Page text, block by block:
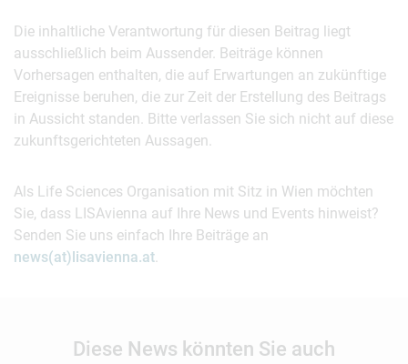
Die inhaltliche Verantwortung für diesen Beitrag liegt
ausschließlich beim Aussender. Beiträge können
Vorhersagen enthalten, die auf Erwartungen an zukünftige
Ereignisse beruhen, die zur Zeit der Erstellung des Beitrags
in Aussicht standen. Bitte verlassen Sie sich nicht auf diese
zukunftsgerichteten Aussagen.
Als Life Sciences Organisation mit Sitz in Wien möchten
Sie, dass LISAvienna auf Ihre News und Events hinweist?
Senden Sie uns einfach Ihre Beiträge an
news(at)lisavienna.at.
Diese News könnten Sie auch